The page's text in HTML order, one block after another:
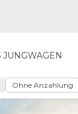
JUNGWAGEN
Ohne Anzahlung